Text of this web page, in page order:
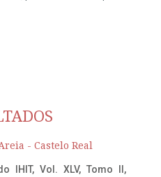
- Castelo Real
IHIT, Vol. XLV, Tomo II,